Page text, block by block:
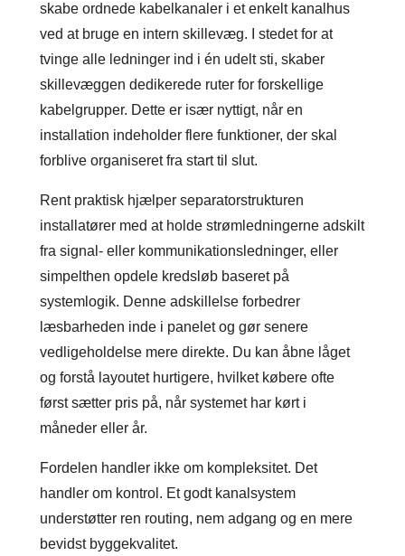
skabe ordnede kabelkanaler i et enkelt kanalhus
ved at bruge en intern skillevæg. I stedet for at
tvinge alle ledninger ind i én udelt sti, skaber
skillevæggen dedikerede ruter for forskellige
kabelgrupper. Dette er især nyttigt, når en
installation indeholder flere funktioner, der skal
forblive organiseret fra start til slut.
Rent praktisk hjælper separatorstrukturen
installatører med at holde strømledningerne adskilt
fra signal- eller kommunikationsledninger, eller
simpelthen opdele kredsløb baseret på
systemlogik. Denne adskillelse forbedrer
læsbarheden inde i panelet og gør senere
vedligeholdelse mere direkte. Du kan åbne låget
og forstå layoutet hurtigere, hvilket købere ofte
først sætter pris på, når systemet har kørt i
måneder eller år.
Fordelen handler ikke om kompleksitet. Det
handler om kontrol. Et godt kanalsystem
understøtter ren routing, nem adgang og en mere
bevidst byggekvalitet.